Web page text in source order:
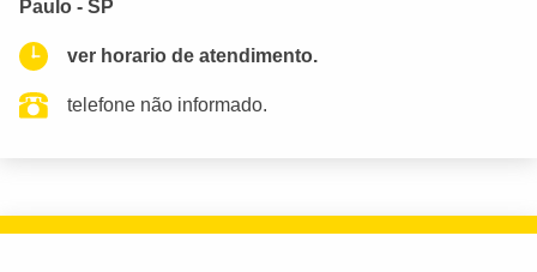
Paulo - SP
ver horario de atendimento.
telefone não informado.